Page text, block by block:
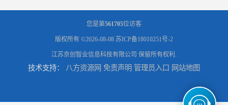
您是第561705位访客
版权所有 ©2026-08-08 苏ICP备18010251号-2
江苏京创智业信息科技有限公司 保留所有权利.
技术支持： 八方资源网 免责声明 管理员入口 网站地图